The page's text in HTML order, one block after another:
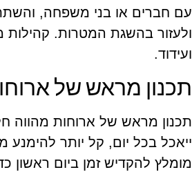
עם חברים או בני משפחה,
ולעזור בהשגת המטרות. קהילות
ועידוד.
תכנון מראש של
תכנון מראש של ארוחות מהווה
ייאכל בכל יום, קל יותר להימנע
מומלץ להקדיש זמן ביום ראשון